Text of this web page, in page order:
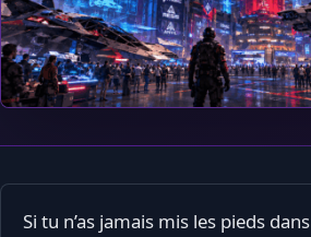
Si tu n’as jamais mis les pieds dans